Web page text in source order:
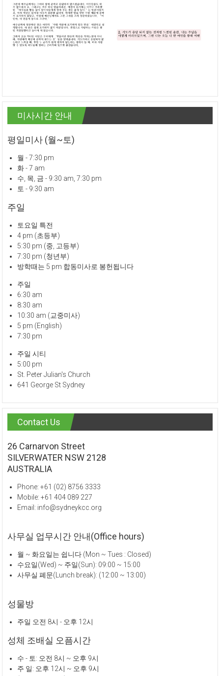
미사시간 안내
평일미사 (월~토)
월 - 7:30 pm
화 - 7 am
수, 목, 금 - 9:30 am, 7:30 pm
토 - 9:30 am
주일
토요일 특전
4 pm (초등부)
5:30 pm (중, 고등부)
7:30 pm (청년부)
방학때는 5 pm 합동미사로 봉헌됩니다
주일
6:30 am
8:30 am
10:30 am (교중미사)
5 pm (English)
7:30 pm
주일 시티
5:00 pm
St. Peter Julian's Church
641 George St Sydney
Contact Us
26 Carnarvon Street
SILVERWATER NSW 2128
AUSTRALIA
Phone: +61 (02) 8756 3333
Mobile: +61 404 089 227
Email: info@sydneykcc.org
사무실 업무시간 안내(Office hours)
월 ~ 화요일는 쉽니다 (Mon ~ Tues : Closed)
수요일(Wed) ~ 주일(Sun): 09:00 ~ 15:00
사무실 폐문(Lunch break): (12:00 ~ 13:00)
성물방
주일 오전 8시 - 오후 12시
성체 조배실 오픔시간
수 - 토: 오전 8시 ~ 오후 9시
주 일: 오후 12시 ~ 오후 9시